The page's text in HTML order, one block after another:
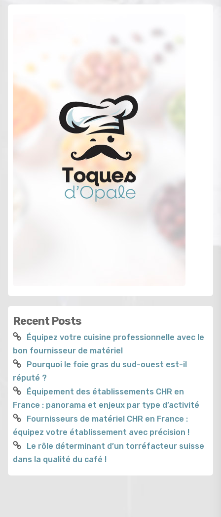
Recent Posts
Équipez votre cuisine professionnelle avec le
bon fournisseur de matériel
Pourquoi le foie gras du sud-ouest est-il
réputé ?
Équipement des établissements CHR en
France : panorama et enjeux par type d’activité
Fournisseurs de matériel CHR en France :
équipez votre établissement avec précision !
Le rôle déterminant d’un torréfacteur suisse
dans la qualité du café !